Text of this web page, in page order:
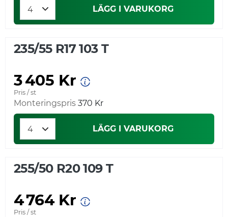
LÄGG I VARUKORG
235/55 R17 103 T
3 405 Kr
Pris / st
Monteringspris 370 Kr
LÄGG I VARUKORG
255/50 R20 109 T
4 764 Kr
Pris / st